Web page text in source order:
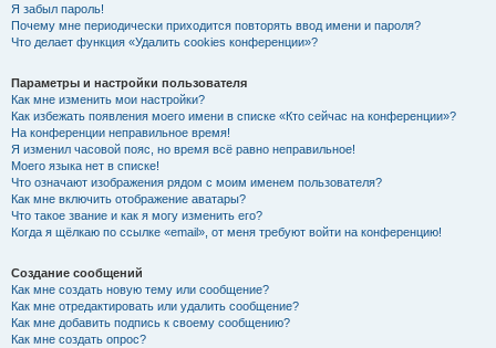
Я забыл пароль!
Почему мне периодически приходится повторять ввод имени и пароля?
Что делает функция «Удалить cookies конференции»?
Параметры и настройки пользователя
Как мне изменить мои настройки?
Как избежать появления моего имени в списке «Кто сейчас на конференции»?
На конференции неправильное время!
Я изменил часовой пояс, но время всё равно неправильное!
Моего языка нет в списке!
Что означают изображения рядом с моим именем пользователя?
Как мне включить отображение аватары?
Что такое звание и как я могу изменить его?
Когда я щёлкаю по ссылке «email», от меня требуют войти на конференцию!
Создание сообщений
Как мне создать новую тему или сообщение?
Как мне отредактировать или удалить сообщение?
Как мне добавить подпись к своему сообщению?
Как мне создать опрос?